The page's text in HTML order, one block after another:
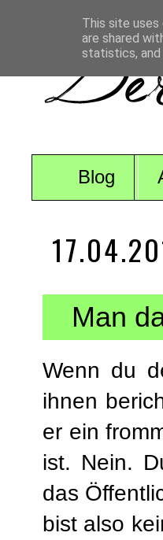
Blog
Man
Wenn du
ihnen
er ein
ist. Nein.
das
bist also
This site
are shared
statistics,